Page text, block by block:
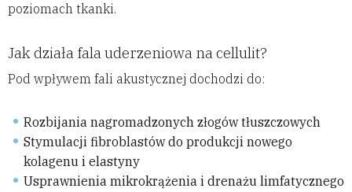
poziomach tkanki.
Jak działa fala uderzeniowa na cellulit?
Pod wpływem fali akustycznej dochodzi do:
Rozbijania nagromadzonych złogów tłuszczowych
Stymulacji fibroblastów do produkcji nowego
kolagenu i elastyny
Usprawnienia mikrokrążenia i drenażu limfatycznego